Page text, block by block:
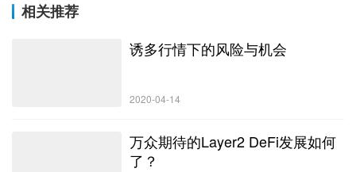
相关推荐
诱多行情下的风险与机会
2020-04-14
万众期待的Layer2 DeFi发展如何
了？